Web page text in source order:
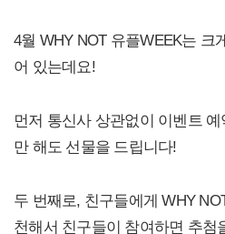
4월 WHY NOT 유플WEEK는 크
어 있는데요!
먼저 통신사 상관없이 이벤트
만 해도 선물을 드립니다!
두 번째로, 친구들에게 WHY
천해서 친구들이 참여하면 추첨